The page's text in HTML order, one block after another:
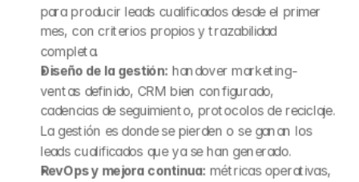
para producir leads cualificados desde el primer
mes, con criterios propios y trazabilidad
completa.
Diseño de la gestión: handover marketing-
ventas definido, CRM bien configurado,
cadencias de seguimiento, protocolos de reciclaje.
La gestión es donde se pierden o se ganan los
leads cualificados que ya se han generado.
RevOps y mejora continua: métricas operativas,